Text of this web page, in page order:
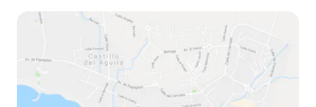
Itaipu hydro-elektrische dam panoramische tour